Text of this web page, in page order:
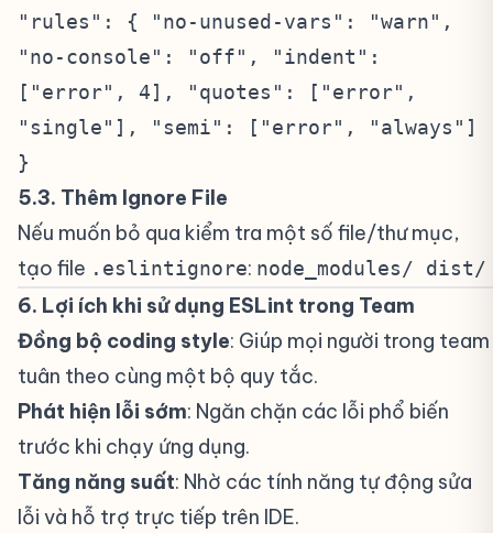
"rules": { "no-unused-vars": "warn",
"no-console": "off", "indent":
["error", 4], "quotes": ["error",
"single"], "semi": ["error", "always"]
}
5.3. Thêm Ignore File
Nếu muốn bỏ qua kiểm tra một số file/thư mục,
tạo file .eslintignore: node_modules/ dist/
6. Lợi ích khi sử dụng ESLint trong Team
Đồng bộ coding style: Giúp mọi người trong team
tuân theo cùng một bộ quy tắc.
Phát hiện lỗi sớm: Ngăn chặn các lỗi phổ biến
trước khi chạy ứng dụng.
Tăng năng suất: Nhờ các tính năng tự động sửa
lỗi và hỗ trợ trực tiếp trên IDE.